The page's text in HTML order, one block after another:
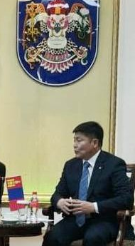
позволяют
энергию и
вода с крыш
7, 2026
ускорить
мусорных
и уборку